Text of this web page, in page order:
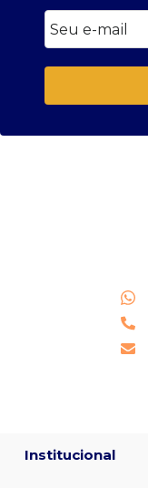
Institucional